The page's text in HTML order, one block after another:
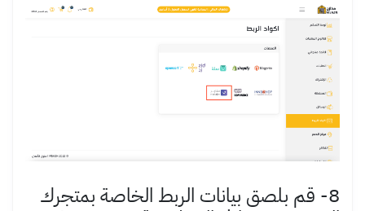
8- قم بلصق بيانات الربط الخاصة بمتجرك